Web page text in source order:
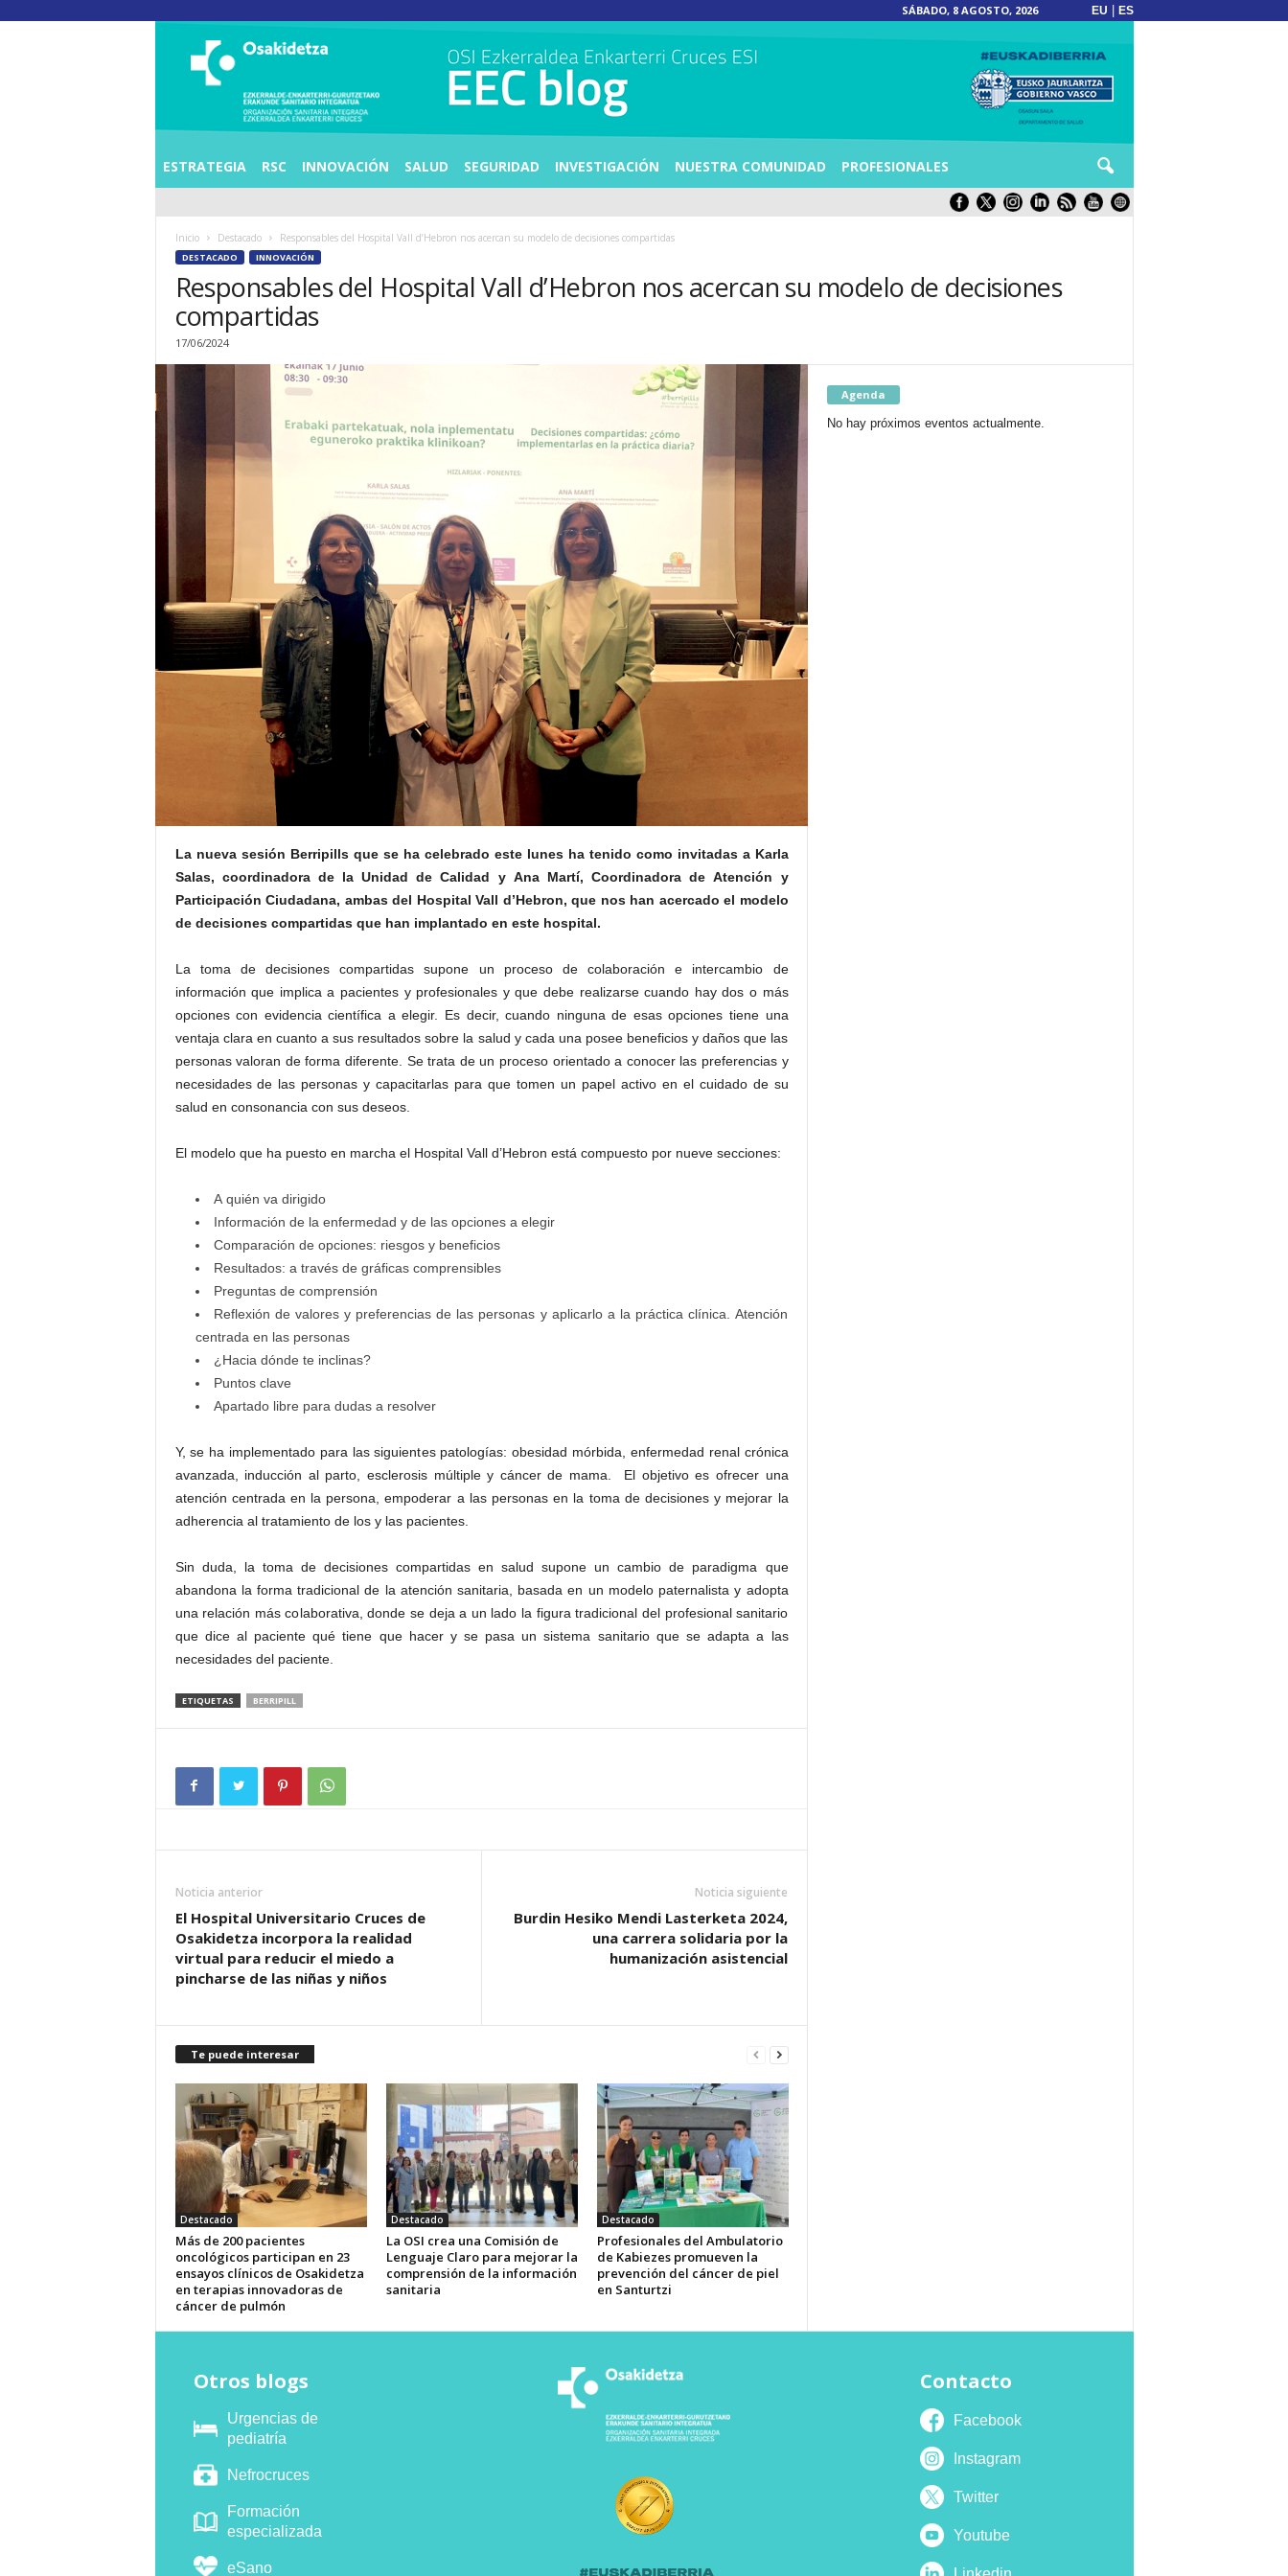
SÁBADO, 8 AGOSTO, 2026 EU ES
A
T
E
R
ESTRATEGIA RSC INNOVACIÓN SALUD SEGURIDAD INVESTIGACIÓN NUESTRA COMUNIDAD PROFESIONALES
Inicio Destacado Responsables del Hospital Vall d’Hebron nos acercan su modelo de decisiones compartidas
DESTACADO INNOVACIÓN
Responsables del Hospital Vall d’Hebron nos acercan su modelo de decisiones
compartidas
17/06/2024
La nueva sesión Berripills que se ha celebrado este lunes ha tenido como invitadas a Karla
Salas, coordinadora de la Unidad de Calidad y Ana Martí, Coordinadora de Atención y
Participación Ciudadana, ambas del Hospital Vall d’Hebron, que nos han acercado el modelo
de decisiones compartidas que han implantado en este hospital.
La toma de decisiones compartidas supone un proceso de colaboración e intercambio de
información que implica a pacientes y profesionales y que debe realizarse cuando hay dos o más
opciones con evidencia científica a elegir. Es decir, cuando ninguna de esas opciones tiene una
ventaja clara en cuanto a sus resultados sobre la salud y cada una posee beneficios y daños que las
personas valoran de forma diferente. Se trata de un proceso orientado a conocer las preferencias y
necesidades de las personas y capacitarlas para que tomen un papel activo en el cuidado de su
salud en consonancia con sus deseos.
El modelo que ha puesto en marcha el Hospital Vall d’Hebron está compuesto por nueve secciones:
A quién va dirigido
Información de la enfermedad y de las opciones a elegir
Comparación de opciones: riesgos y beneficios
Resultados: a través de gráficas comprensibles
Preguntas de comprensión
Reflexión de valores y preferencias de las personas y aplicarlo a la práctica clínica. Atención
centrada en las personas
¿Hacia dónde te inclinas?
Puntos clave
Apartado libre para dudas a resolver
Y, se ha implementado para las siguientes patologías: obesidad mórbida, enfermedad renal crónica
avanzada, inducción al parto, esclerosis múltiple y cáncer de mama. El objetivo es ofrecer una
atención centrada en la persona, empoderar a las personas en la toma de decisiones y mejorar la
adherencia al tratamiento de los y las pacientes.
Sin duda, la toma de decisiones compartidas en salud supone un cambio de paradigma que
abandona la forma tradicional de la atención sanitaria, basada en un modelo paternalista y adopta
una relación más colaborativa, donde se deja a un lado la figura tradicional del profesional sanitario
que dice al paciente qué tiene que hacer y se pasa un sistema sanitario que se adapta a las
necesidades del paciente.
ETIQUETAS BERRIPILL
Noticia anterior
El Hospital Universitario Cruces de
Osakidetza incorpora la realidad
virtual para reducir el miedo a
pincharse de las niñas y niños
Noticia siguiente
Burdin Hesiko Mendi Lasterketa 2024,
una carrera solidaria por la
humanización asistencial
Te puede interesar
Destacado
Más de 200 pacientes
oncológicos participan en 23
ensayos clínicos de Osakidetza
en terapias innovadoras de
cáncer de pulmón
Destacado
La OSI crea una Comisión de
Lenguaje Claro para mejorar la
comprensión de la información
sanitaria
Destacado
Profesionales del Ambulatorio
de Kabiezes promueven la
prevención del cáncer de piel
en Santurtzi
Agenda
No hay próximos eventos actualmente.
Otros blogs
Urgencias de
pediatría
Nefrocruces
Formación
especializada
eSano
Contacto
Facebook
Instagram
Twitter
Youtube